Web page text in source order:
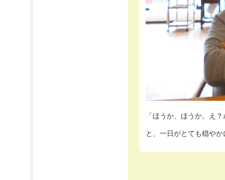
「ほうか、ほうか。え
と、一日がとても穏や